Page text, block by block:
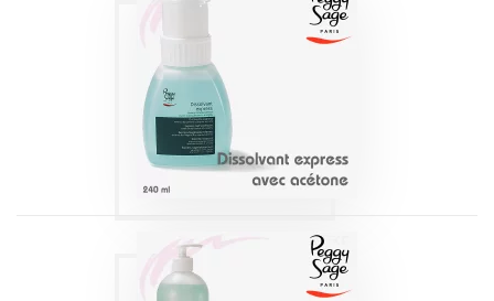
DISSOLVANT
EXPRESS 240 ML
PEGGY SAGE
Produits
DISSOLVANT